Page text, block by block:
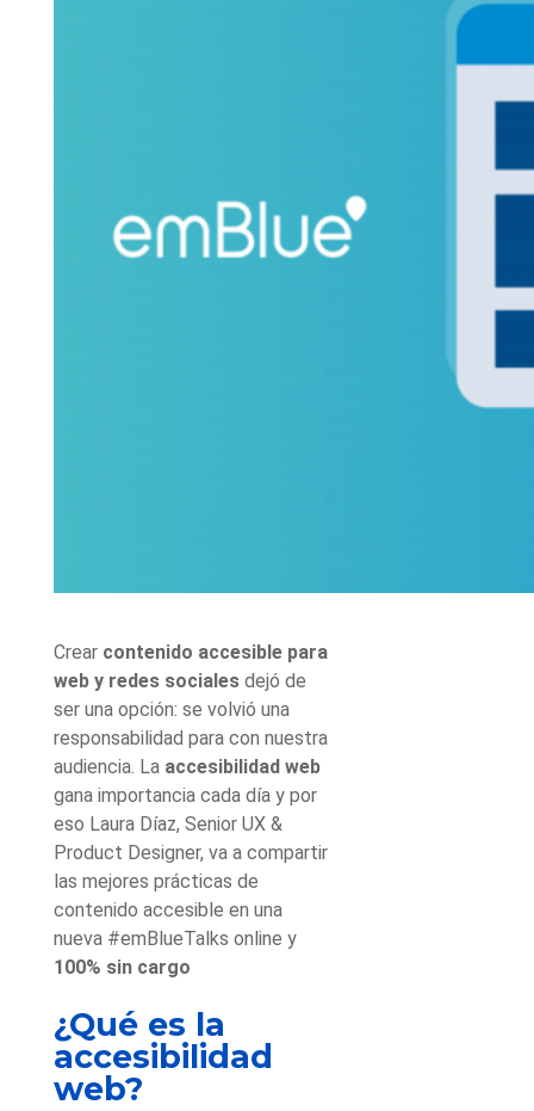
Crear contenido accesible para
web y redes sociales dejó de
ser una opción: se volvió una
responsabilidad para con nuestra
audiencia. La accesibilidad web
gana importancia cada día y por
eso Laura Díaz, Senior UX &
Product Designer, va a compartir
las mejores prácticas de
contenido accesible en una
nueva #emBlueTalks online y
100% sin cargo
¿Qué es la
accesibilidad
web?